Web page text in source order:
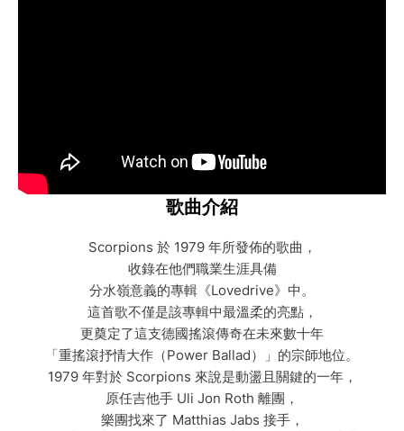
歌曲介紹
Scorpions 於 1979 年所發佈的歌曲，
收錄在他們職業生涯具備
分水嶺意義的專輯《Lovedrive》中。
這首歌不僅是該專輯中最溫柔的亮點，
更奠定了這支德國搖滾傳奇在未來數十年
「重搖滾抒情大作（Power Ballad）」的宗師地位。
1979 年對於 Scorpions 來說是動盪且關鍵的一年，
原任吉他手 Uli Jon Roth 離團，
樂團找來了 Matthias Jabs 接手，